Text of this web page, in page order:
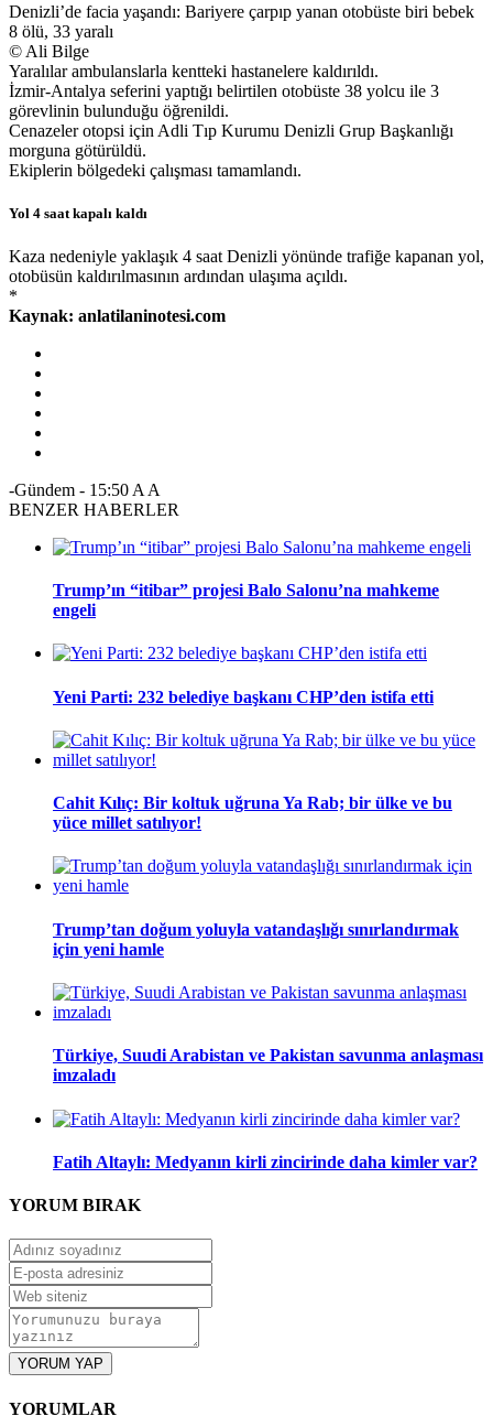
Denizli’de facia yaşandı: Bariyere çarpıp yanan otobüste biri bebek
8 ölü, 33 yaralı
© Ali Bilge
Yaralılar ambulanslarla kentteki hastanelere kaldırıldı.
İzmir-Antalya seferini yaptığı belirtilen otobüste 38 yolcu ile 3
görevlinin bulunduğu öğrenildi.
Cenazeler otopsi için Adli Tıp Kurumu Denizli Grup Başkanlığı
morguna götürüldü.​​​​​​​
Ekiplerin bölgedeki çalışması tamamlandı.
Yol 4 saat kapalı kaldı
Kaza nedeniyle yaklaşık 4 saat Denizli yönünde trafiğe kapanan yol,
otobüsün kaldırılmasının ardından ulaşıma açıldı.
*
Kaynak: anlatilaninotesi.com
-Gündem - 15:50 A A
BENZER HABERLER
Trump’ın “itibar” projesi Balo Salonu’na mahkeme
engeli
Yeni Parti: 232 belediye başkanı CHP’den istifa etti
Cahit Kılıç: Bir koltuk uğruna Ya Rab; bir ülke ve bu
yüce millet satılıyor!
Trump’tan doğum yoluyla vatandaşlığı sınırlandırmak
için yeni hamle
Türkiye, Suudi Arabistan ve Pakistan savunma anlaşması
imzaladı
Fatih Altaylı: Medyanın kirli zincirinde daha kimler var?
YORUM BIRAK
YORUM YAP
YORUMLAR